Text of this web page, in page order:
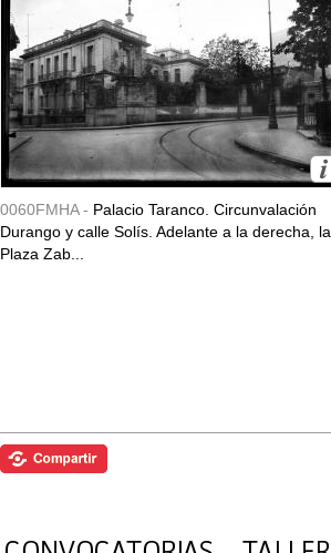
0060FMHA - Palacio Taranco. Circunvalación
Durango y calle Solís. Adelante a la derecha, la
Plaza Zab...